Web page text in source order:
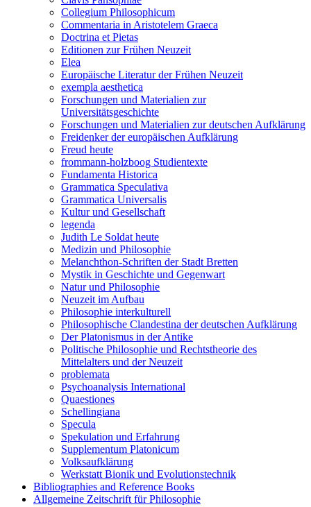
Collegium Philosophicum
Commentaria in Aristotelem Graeca
Doctrina et Pietas
Editionen zur Frühen Neuzeit
Elea
Europäische Literatur der Frühen Neuzeit
exempla aesthetica
Forschungen und Materialien zur
Universitätsgeschichte
Forschungen und Materialien zur deutschen Aufklärung
Freidenker der europäischen Aufklärung
Freud heute
frommann-holzboog Studientexte
Fundamenta Historica
Grammatica Speculativa
Grammatica Universalis
Kultur und Gesellschaft
legenda
Judith Le Soldat heute
Medizin und Philosophie
Melanchthon-Schriften der Stadt Bretten
Mystik in Geschichte und Gegenwart
Natur und Philosophie
Neuzeit im Aufbau
Philosophie interkulturell
Philosophische Clandestina der deutschen Aufklärung
Der Platonismus in der Antike
Politische Philosophie und Rechtstheorie des
Mittelalters und der Neuzeit
problemata
Psychoanalysis International
Quaestiones
Schellingiana
Specula
Spekulation und Erfahrung
Supplementum Platonicum
Volksaufklärung
Werkstatt Bionik und Evolutionstechnik
Bibliographies and Reference Books
Allgemeine Zeitschrift für Philosophie